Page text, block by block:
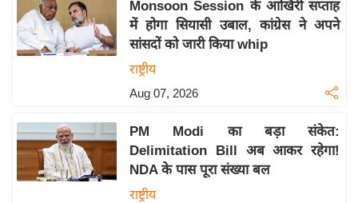
स
उ
द्यो
ग
त
वि
शे
Monsoon Session के आखिरी सप्ताह
में होगा सियासी उबाल, कांग्रेस ने अपने
सांसदों को जारी किया whip
राष्ट्रीय
Aug 07, 2026
PM Modi का बड़ा संकेत:
Delimitation Bill अब आकर रहेगा!
NDA के पास पूरा संख्या बल
राष्ट्रीय